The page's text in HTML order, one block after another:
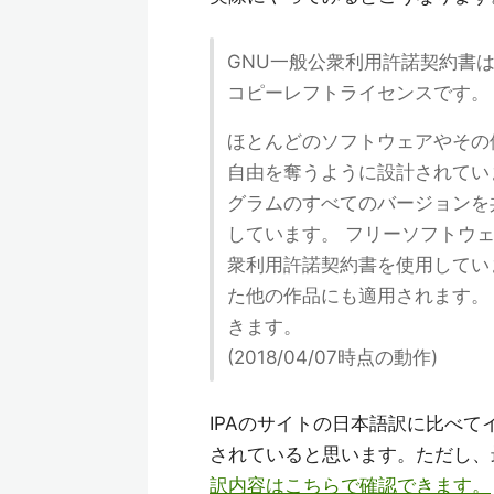
GNU一般公衆利用許諾契約書
コピーレフトライセンスです。
ほとんどのソフトウェアやそ
自由を奪うように設計されて
グラムのすべてのバージョン
しています。 フリーソフトウ
衆利用許諾契約書を使用して
た他の作品にも適用されます
きます。
(2018/04/07時点の動作)
IPAのサイトの日本語訳に比べて
されていると思います。ただし
訳内容はこちらで確認できます。